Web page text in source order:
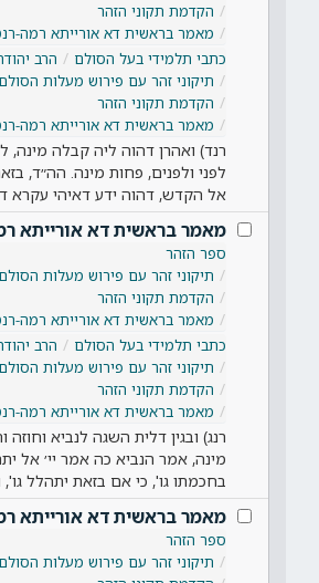
הקדמת תקוני הזהר
מאמר בראשית דא אורייתא רמה-
כתבי תלמידי בעל הסולם
הרב
תיקוני זהר עם פירוש מעלות
הקדמת תקוני הזהר
מאמר בראשית דא אורייתא רמה-
רנד) ואהרן דהוה ליה קבלה מינה,
לפני ולפנים, פחות מינה. הה״ד,
אל הקדש, דהוה ידע דאיהי עקרא
מאמר בראשית דא אורייתא
ספר הזהר
תיקוני זהר עם פירוש מעלות
הקדמת תקוני הזהר
מאמר בראשית דא אורייתא רמה-
כתבי תלמידי בעל הסולם
הרב
תיקוני זהר עם פירוש מעלות
הקדמת תקוני הזהר
מאמר בראשית דא אורייתא רמה-
רנג) ובגין דלית השגה לנביא
מינה, אמר הנביא כה אמר יי׳ אל
בחכמתו גו', כי אם בזאת יתהלל גו',
מאמר בראשית דא אורייתא
ספר הזהר
תיקוני זהר עם פירוש מעלות